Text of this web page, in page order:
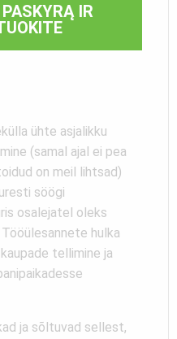
IR
ühte asjalikku
(samal ajal ei pea
on meil lihtsad)
söögi
osalejatel oleks
hulka
tellimine ja
ja sõltuvad sellest,